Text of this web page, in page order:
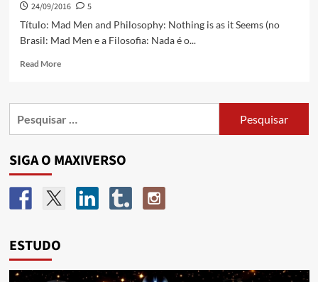
24/09/2016
5
Título: Mad Men and Philosophy: Nothing is as it Seems (no
Brasil: Mad Men e a Filosofia: Nada é o...
Read More
SIGA O MAXIVERSO
ESTUDO